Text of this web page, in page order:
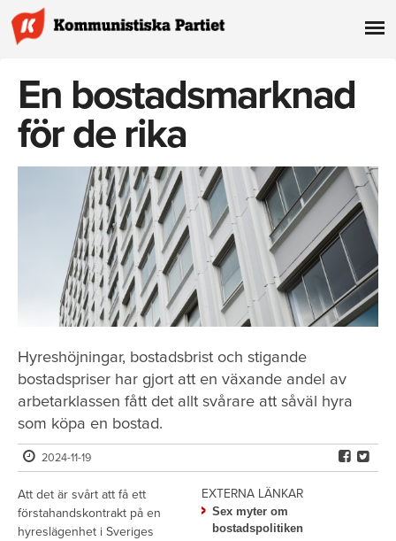
En bostadsmarknad
för de rika
Hyreshöjningar, bostadsbrist och stigande
bostadspriser har gjort att en växande andel av
arbetarklassen fått det allt svårare att såväl hyra
som köpa en bostad.
2024-11-19
EXTERNA LÄNKAR
Sex myter om
bostadspolitiken
Att det är svårt att få ett
förstahandskontrakt på en
hyreslägenhet i Sveriges